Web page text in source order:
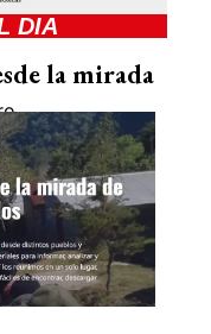
DIA
la mirada